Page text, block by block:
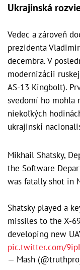
Ukrajinská
Vedec a zároveň
prezidenta
decembra. V
modernizácii
AS-13 Kingbolt).
svedomí ho mohla
niekoľkých
ukrajinskí
Mikhail Shatsky,
the Software
was fatally shot in
Shatsky played a
missiles to the X-
developing new
pic.twitter.com/
— Mash